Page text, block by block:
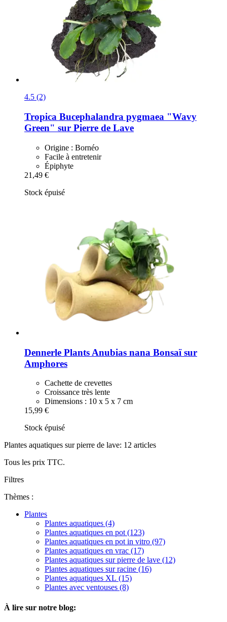
4.5 (2)
Tropica Bucephalandra pygmaea "Wavy
Green" sur Pierre de Lave
Origine : Bornéo
Facile à entretenir
Épiphyte
21,49 €
Stock épuisé
Dennerle Plants Anubias nana Bonsaï sur
Amphores
Cachette de crevettes
Croissance très lente
Dimensions : 10 x 5 x 7 cm
15,99 €
Stock épuisé
Plantes aquatiques sur pierre de lave: 12 articles
Tous les prix TTC.
Filtres
Thèmes :
Plantes
Plantes aquatiques (4)
Plantes aquatiques en pot (123)
Plantes aquatiques en pot in vitro (97)
Plantes aquatiques en vrac (17)
Plantes aquatiques sur pierre de lave (12)
Plantes aquatiques sur racine (16)
Plantes aquatiques XL (15)
Plantes avec ventouses (8)
À lire sur notre blog: